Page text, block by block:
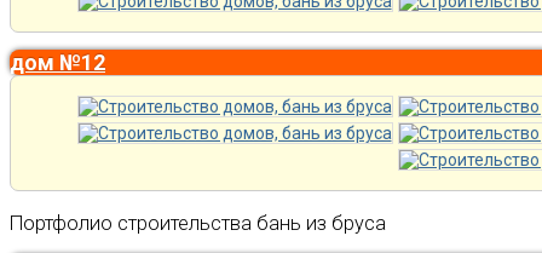
дом №12
Портфолио строительства бань из бруса